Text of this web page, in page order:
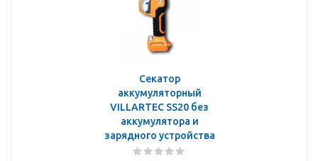
Секатор
аккумуляторный
VILLARTEC SS20 без
аккумулятора и
зарядного устройства